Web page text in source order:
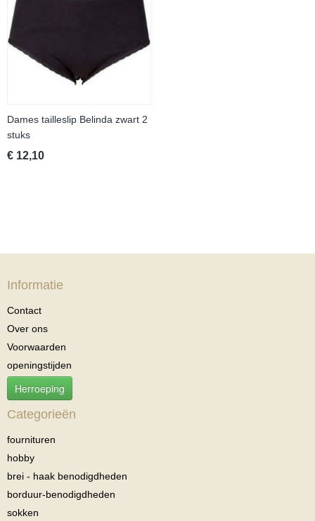
Dames tailleslip Belinda zwart 2
stuks
€ 12,10
Informatie
Contact
Over ons
Voorwaarden
openingstijden
Herroeping
Categorieën
fournituren
hobby
brei - haak benodigdheden
borduur-benodigdheden
sokken